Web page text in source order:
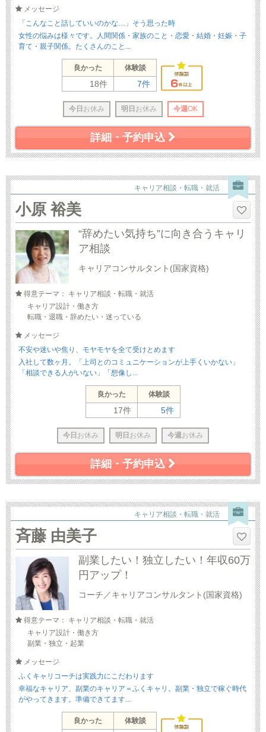
メッセージ
「こんなこと話していいのかな…」そう思った時
女性の悩みは様々です。人間関係・家族のこと・恋愛・結婚・妊娠・子
育て・親子関係。たくさんのこと...
良かった 体験談
18件 7件
今日 お休み 明日 お休み 今週OK
詳細・予約申込
キャリア相談・転職・就活
小原 裕美
“辞めたい気持ち”に向き合うキャリ
ア相談
キャリアコンサルタント(国家資格)
得意テーマ： キャリア相談・転職・就活
キャリア設計・働き方
転職・退職・辞めたい・迷っている
メッセージ
不安や迷いや焦り、モヤモヤを全て受けとめます
入社して数ヶ月。「上司とのコミュニケーションが上手くいかない」
「相談できる人がいない」「想像し...
良かった 体験談
17件 5件
今日 お休み 明日 お休み 今週 お休み
詳細・予約申込
キャリア相談・転職・就活
斉藤 由美子
副業したい！独立したい！年収60万
円アップ！
コーチ／キャリアコンサルタント(国家資格)
得意テーマ： キャリア相談・転職・就活
キャリア設計・働き方
副業・独立・起業
メッセージ
ふくキャリコーチは実践力にこだわります
幸福なキャリア、副業のキャリア＝ふくキャリ。副業・独立で稼ぐ時代
がやってきます。準備できてます...
良かった 体験談